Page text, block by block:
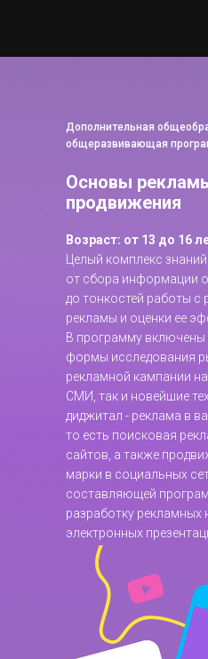
Основы
продвижения
Дополнительная
общеразвивающая
Возраст: от 13 до 16
Целый комплекс
от сбора информации
до тонкостей работы
рекламы и оценки ее
В программу включены
формы исследования
рекламной кампании
СМИ, так и новейшие
диджитал - реклама в
то есть поисковая
сайтов, а также
марки в социальных
составляющей
разработку рекламных
электронных